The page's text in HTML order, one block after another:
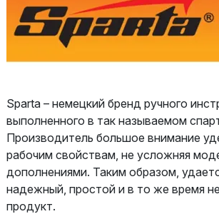
Sparta – немецкий бренд ручного
выполненного в так называемом
Производитель большое внимание
рабочим свойствам, не усложняя
дополнениями. Таким образом,
надежный, простой и в то же время
продукт.